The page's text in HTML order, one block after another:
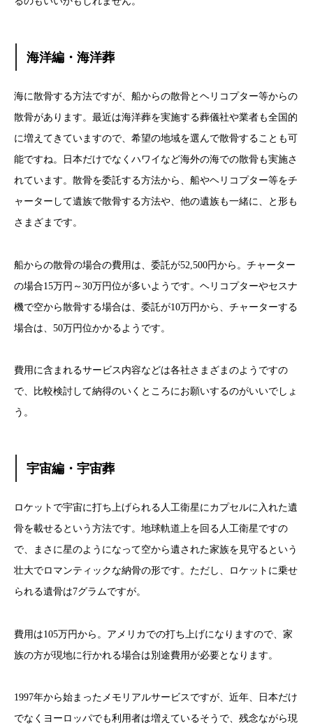
海洋編・海洋葬
海に散骨する方法ですが、船からの散骨とヘリコプター等からの
散骨があります。最近は海洋葬を実施する葬儀社や業者も全国的
に増えてきていますので、希望の地域を選んで散骨することも可
能ですね。日本だけでなくハワイなど海外の海での散骨も実施さ
れています。散骨を委託する方法から、船やヘリコプター等をチ
ャーターして遺族で散骨する方法や、他の遺族も一緒に、と形も
さまざまです。
船からの散骨の場合の費用は、委託が52,500円から。チャーター
の場合15万円～30万円位が多いようです。ヘリコプターやセスナ
機で空から散骨する場合は、委託が10万円から、チャーターする
場合は、50万円位かかるようです。
費用に含まれるサービス内容などは各社さまざまのようですの
で、比較検討して納得のいくところにお願いするのがいいでしょ
う。
宇宙編・宇宙葬
ロケットで宇宙に打ち上げられる人工衛星にカプセルに入れた遺
骨を載せるという方法です。地球軌道上を回る人工衛星ですの
で、まさに星のようになって空から遺された家族を見守るという
壮大でロマンティックな納骨の形です。ただし、ロケットに乗せ
られる遺骨は7グラムですが。
費用は105万円から。アメリカでの打ち上げになりますので、家
族の方が現地に行かれる場合は別途費用が必要となります。
1997年から始まったメモリアルサービスですが、近年、日本だけ
でなくヨーロッパでも利用者は増えているそうで、残念ながら現